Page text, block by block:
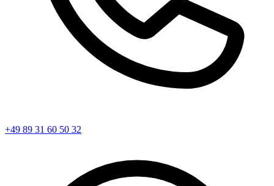
+49 89 31 60 50 32